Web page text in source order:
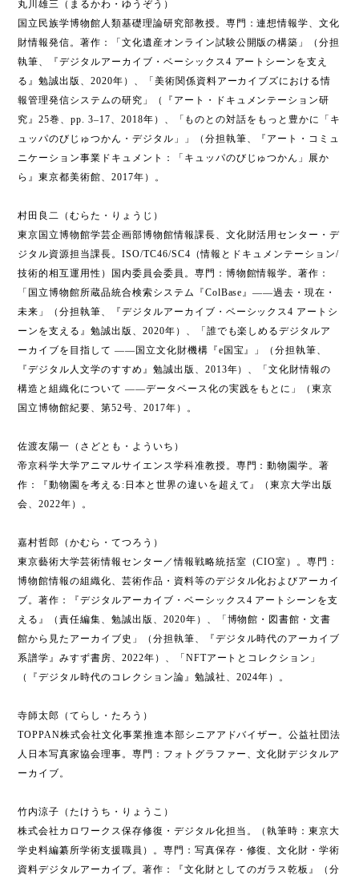
丸川雄三（まるかわ・ゆうぞう）
国立民族学博物館人類基礎理論研究部教授。専門：連想情報学、文化
財情報発信。著作：「文化遺産オンライン試験公開版の構築」（分担
執筆、『デジタルアーカイブ・ベーシックス4 アートシーンを支え
る』勉誠出版、2020年）、「美術関係資料アーカイブズにおける情
報管理発信システムの研究」（『アート・ドキュメンテーション研
究』25巻、pp. 3–17、2018年）、「ものとの対話をもっと豊かに「キ
ュッパのびじゅつかん・デジタル」」（分担執筆、『アート・コミュ
ニケーション事業ドキュメント：「キュッパのびじゅつかん」展か
ら』東京都美術館、2017年）。
村田良二（むらた・りょうじ）
東京国立博物館学芸企画部博物館情報課長、文化財活用センター・デ
ジタル資源担当課長。ISO/TC46/SC4（情報とドキュメンテーション/
技術的相互運用性）国内委員会委員。専門：博物館情報学。著作：
「国立博物館所蔵品統合検索システム『ColBase』――過去・現在・
未来」（分担執筆、『デジタルアーカイブ・ベーシックス4 アートシ
ーンを支える』勉誠出版、2020年）、「誰でも楽しめるデジタルア
ーカイブを目指して ――国立文化財機構『e国宝』」（分担執筆、
『デジタル人文学のすすめ』勉誠出版、2013年）、「文化財情報の
構造と組織化について ――データベース化の実践をもとに」（東京
国立博物館紀要、第52号、2017年）。
佐渡友陽一（さどとも・よういち）
帝京科学大学アニマルサイエンス学科准教授。専門：動物園学。著
作：『動物園を考える:日本と世界の違いを超えて』（東京大学出版
会、2022年）。
嘉村哲郎（かむら・てつろう）
東京藝術大学芸術情報センター／情報戦略統括室（CIO室）。専門：
博物館情報の組織化、芸術作品・資料等のデジタル化およびアーカイ
ブ。著作：『デジタルアーカイブ・ベーシックス4 アートシーンを支
える』（責任編集、勉誠出版、2020年）、「博物館・図書館・文書
館から見たアーカイブ史」（分担執筆、『デジタル時代のアーカイブ
系譜学』みすず書房、2022年）、「NFTアートとコレクション」
（『デジタル時代のコレクション論』勉誠社、2024年）。
寺師太郎（てらし・たろう）
TOPPAN株式会社文化事業推進本部シニアアドバイザー。公益社団法
人日本写真家協会理事。専門：フォトグラファー、文化財デジタルア
ーカイブ。
竹内涼子（たけうち・りょうこ）
株式会社カロワークス保存修復・デジタル化担当。（執筆時：東京大
学史料編纂所学術支援職員）。専門：写真保存・修復、文化財・学術
資料デジタルアーカイブ。著作：『文化財としてのガラス乾板』（分